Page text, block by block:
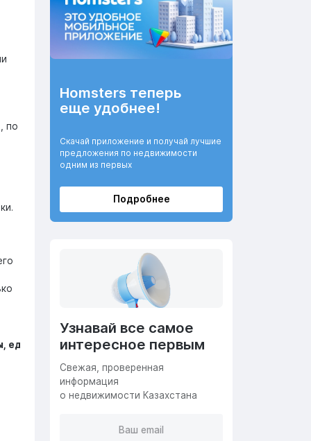
по
ед.
Homsters теперь
еще удобнее!
Скачай приложение и получай лучшие
предложения по недвижимости
одним из первых
Подробнее
Узнавай все самое
интересное первым
Cвежая, проверенная
информация
о недвижимости Казахстана